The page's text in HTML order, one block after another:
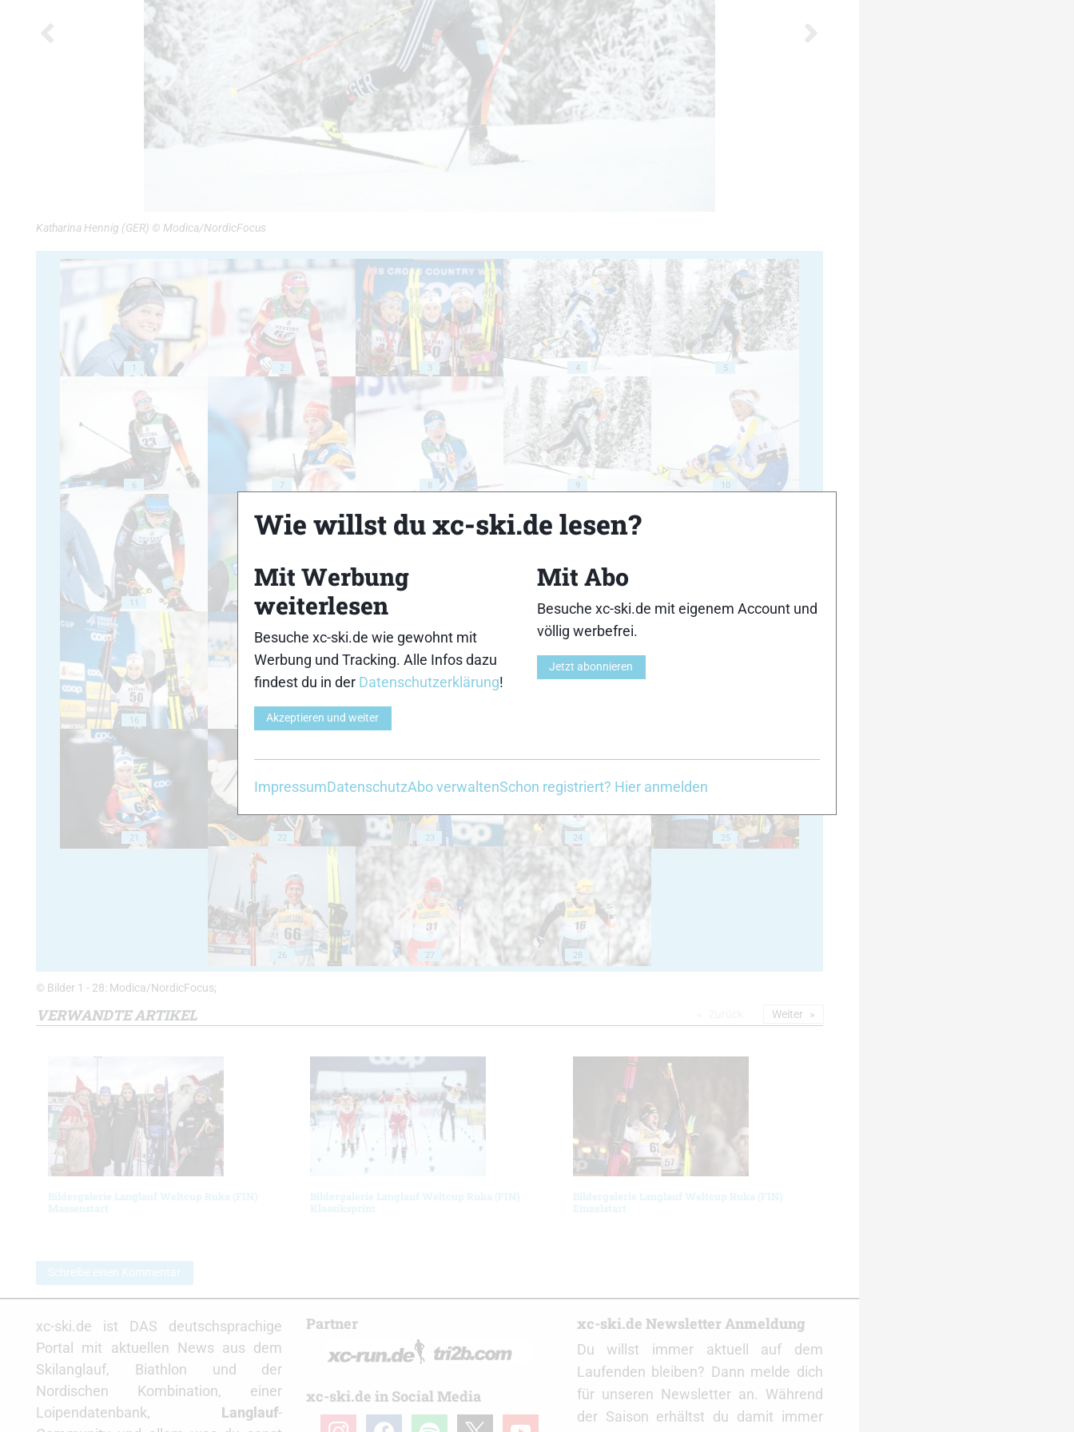
Katharina Hennig (GER) © Modica/NordicFocus
1 2 3 4 5
6 7 8 9 10
11 12 14
16 17
21 22 23 24 25
26 27 28
© Bilder 1 - 28: Modica/NordicFocus;
VERWANDTE ARTIKEL
Bildergalerie Langlauf Weltcup Ruka (FIN)
Massenstart
Bildergalerie Langlauf Weltcup Ruka (FIN)
Klassiksprint
Bildergalerie Langlauf Weltcup Ruka (FIN)
Einzelstart
Weiter
Schreibe einen Kommentar
xc-ski.de ist DAS deutschsprachige
Portal mit aktuellen News aus dem
Skilanglauf, Biathlon und der
Nordischen Kombination, einer
Loipendatenbank, Langlauf-
Partner
xc-ski.de in Social Media
instagramfacebookspotify youtube
xc-ski.de Newsletter Anmeldung
Du willst immer aktuell auf dem
Laufenden bleiben? Dann melde dich
für unseren Newsletter an. Während
der Saison erhältst du damit immer
Wie willst du xc-ski.de lesen?
Mit Werbung
weiterlesen
Besuche xc-ski.de wie gewohnt mit
Werbung und Tracking. Alle Infos dazu
findest du in der Datenschutzerklärung!
Akzeptieren und weiter
Mit Abo
Besuche xc-ski.de mit eigenem Account und
völlig werbefrei.
Jetzt abonnieren
ImpressumDatenschutzAbo verwaltenSchon registriert? Hier anmelden